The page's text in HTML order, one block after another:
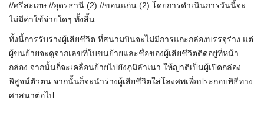
//ศรีสะเกษ //อุดรธานี (2) //ขอนแก่น (2) โดยการดำเนินการวันนี้จะ
ไม่มีค่าใช้จ่ายใดๆ ทั้งสิ้น
ทั้งนี้การรับร่างผู้เสียชีวิต ที่สนามบินจะไม่มีการแกะกล่องบรรจุร่าง แต่
ผู้ขนย้ายจะดูจากเลขที่ใบขนย้ายและชื่อของผู้เสียชีวิตติดอยู่ที่หน้า
กล่อง จากนั้นก็จะเคลื่อนย้ายไปยังภูมิลำเนา ให้ญาติเป็นผู้เปิดกล่อง
พิสูจน์ตัวตน จากนั้นก็จะนำร่างผู้เสียชีวิตใส่โลงศพเพื่อประกอบพิธีทาง
ศาสนาต่อไป